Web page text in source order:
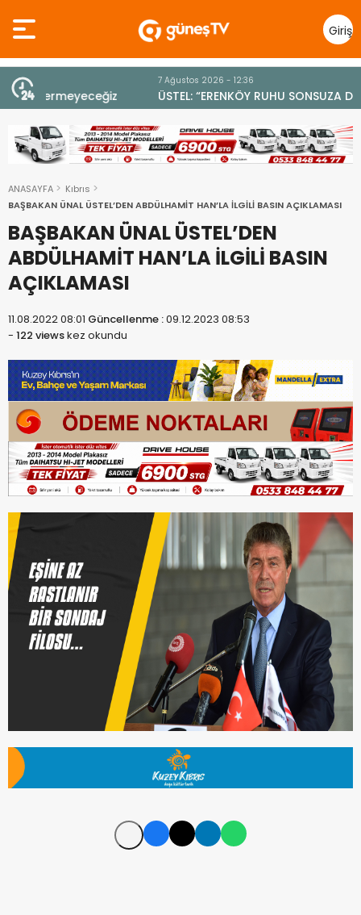
Giriş
Yap
ÜSTEL: “ERENKÖY RUHU SONSUZA DEK YAŞAYACAK”
ANASAYFA
Kıbrıs
BAŞBAKAN ÜNAL ÜSTEL’DEN ABDÜLHAMİT HAN’LA İLGİLİ BASIN AÇIKLAMASI
BAŞBAKAN ÜNAL ÜSTEL’DEN
ABDÜLHAMİT HAN’LA İLGİLİ BASIN
AÇIKLAMASI
11.08.2022 08:01 Güncellenme :09.12.2023 08:53
- 122 viewskez okundu